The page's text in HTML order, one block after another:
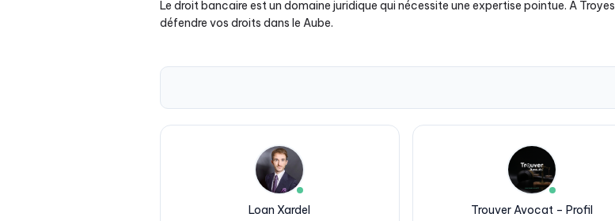
Le droit bancaire est un domaine juridique qui nécessite une expertise pointue. À
défendre vos droits dans le Aube.
Loan Xardel Trouver Avocat – Profil